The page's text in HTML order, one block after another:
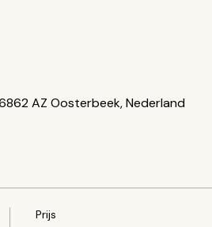
AZ Oosterbeek, Nederland
Prijs